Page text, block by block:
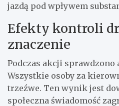
jazdą pod wpływem
Efekty kontroli
znaczenie
Podczas akcji sprawdzono
Wszystkie osoby za
trzeźwe. Ten wynik jest
społeczna świadomość